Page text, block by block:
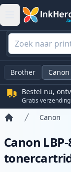
Brother Canon
Bestel nu,
Gratis
Canon
Canon